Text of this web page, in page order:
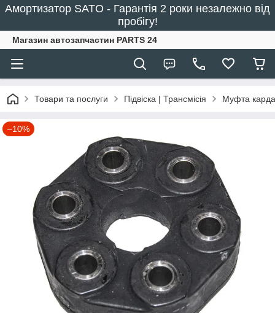
Амортизатор SATO - Гарантія 2 роки незалежно від
пробігу!
Магазин автозапчастин PARTS 24
Товари та послуги Підвіска | Трансмісія Муфта
–10%